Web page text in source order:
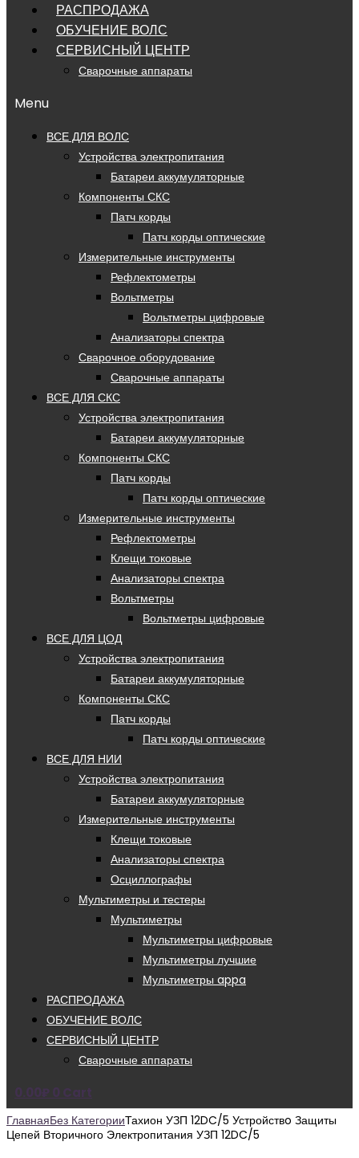
РАСПРОДАЖА
ОБУЧЕНИЕ ВОЛС
СЕРВИСНЫЙ ЦЕНТР
Сварочные аппараты
Menu
ВСЕ ДЛЯ ВОЛС
Устройства электропитания
Батареи аккумуляторные
Компоненты СКС
Патч корды
Патч корды оптические
Измерительные инструменты
Рефлектометры
Вольтметры
Вольтметры цифровые
Анализаторы спектра
Сварочное оборудование
Сварочные аппараты
ВСЕ ДЛЯ СКС
Устройства электропитания
Батареи аккумуляторные
Компоненты СКС
Патч корды
Патч корды оптические
Измерительные инструменты
Рефлектометры
Клещи токовые
Анализаторы спектра
Вольтметры
Вольтметры цифровые
ВСЕ ДЛЯ ЦОД
Устройства электропитания
Батареи аккумуляторные
Компоненты СКС
Патч корды
Патч корды оптические
ВСЕ ДЛЯ НИИ
Устройства электропитания
Батареи аккумуляторные
Измерительные инструменты
Клещи токовые
Анализаторы спектра
Осциллографы
Мультиметры и тестеры
Мультиметры
Мультиметры цифровые
Мультиметры лучшие
Мультиметры appa
РАСПРОДАЖА
ОБУЧЕНИЕ ВОЛС
СЕРВИСНЫЙ ЦЕНТР
Сварочные аппараты
0.00₽ 0 Cart
ГлавнаяБез КатегорииТахион УЗП 12DC/5 Устройствo Защиты
Цепей Вторичного Электропитания УЗП 12DC/5